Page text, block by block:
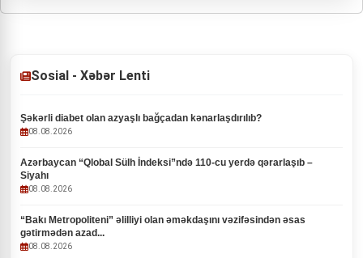
Sosial - Xəbər Lenti
Şəkərli diabet olan azyaşlı bağçadan kənarlaşdırılıb?
08.08.2026
Azərbaycan “Qlobal Sülh İndeksi”ndə 110-cu yerdə qərarlaşıb –
Siyahı
08.08.2026
“Bakı Metropoliteni” əlilliyi olan əməkdaşını vəzifəsindən əsas
gətirmədən azad...
08.08.2026